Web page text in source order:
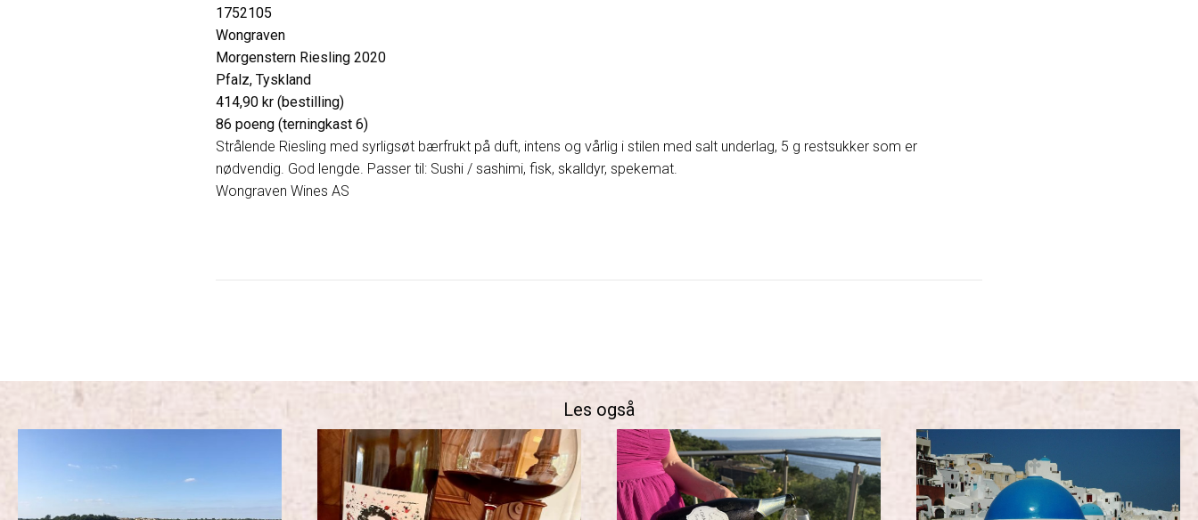
1752105
Wongraven
Morgenstern Riesling 2020
Pfalz, Tyskland
414,90 kr (bestilling)
86 poeng (terningkast 6)
Strålende Riesling med syrligsøt bærfrukt på duft, intens og vårlig i stilen med salt underlag, 5 g restsukker som er
nødvendig. God lengde. Passer til: Sushi / sashimi, fisk, skalldyr, spekemat.
Wongraven Wines AS
Les også